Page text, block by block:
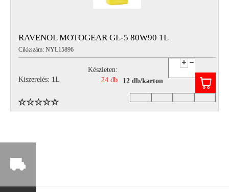
RAVENOL MOTOGEAR GL-5 80W90 1L
Cikkszám: NYL15896
Kiszerelés: 1L
Készleten:
24 db
12 db/karton